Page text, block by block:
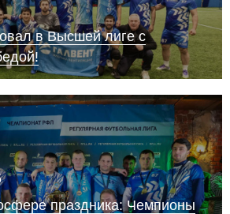
в Высшей лиге с
праздника: Чемпионы